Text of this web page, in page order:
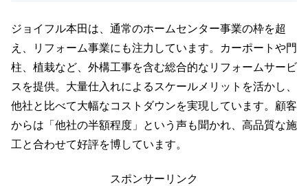
ジョイフル本田は、通常のホームセンター事業の枠を超
え、リフォーム事業にも注力しています。カーポートや門
柱、植栽など、外構工事を含む総合的なリフォームサービ
スを提供。大量仕入れによるスケールメリットを活かし、
他社と比べて大幅なコストダウンを実現しています。顧客
からは「他社の半額程度」という声も聞かれ、高品質な施
工と合わせて好評を博しています。
スポンサーリンク